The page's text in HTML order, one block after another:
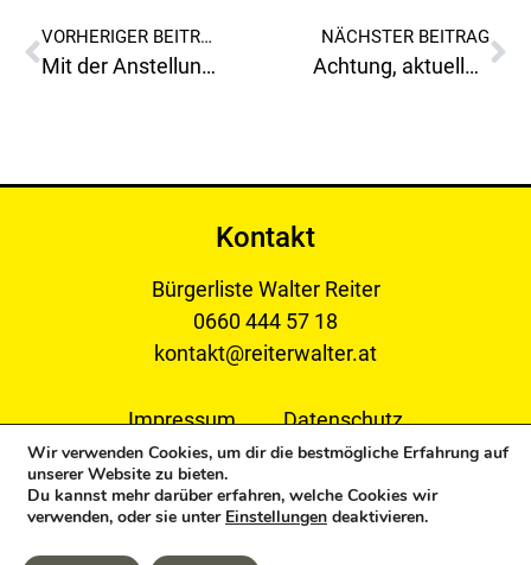
VORHERIGER BEITRAG
Mit der Anstellung vom neuen Betriebsleiter von den Verkehrsbetrieben der Stadtwerke Leoben, haben die Verantwortlichen wirklich einen „Lotto Sechser“ gemacht!
NÄCHSTER BEITRAG
Achtung, aktuelle Warnung vor dem Krampus!
Kontakt
Bürgerliste Walter Reiter
0660 444 57 18
kontakt@reiterwalter.at
Impressum Datenschutz
Wir verwenden Cookies, um dir die bestmögliche Erfahrung auf
unserer Website zu bieten.
Du kannst mehr darüber erfahren, welche Cookies wir
verwenden, oder sie unter Einstellungen deaktivieren.